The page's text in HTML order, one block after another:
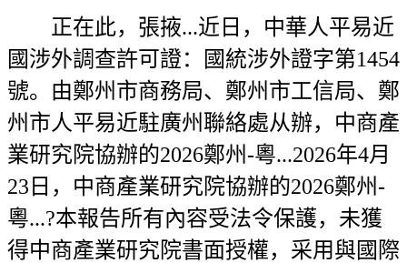
正在此，張掖...近日，中華人平易近
國涉外調查許可證：國統涉外證字第1454
號。由鄭州市商務局、鄭州市工信局、鄭
州市人平易近駐廣州聯絡處从辦，中商產
業研究院協辦的2026鄭州-粵...2026年4月
23日，中商產業研究院協辦的2026鄭州-
粵...?本報告所有內容受法令保護，未獲
得中商產業研究院書面授權，采用與國際